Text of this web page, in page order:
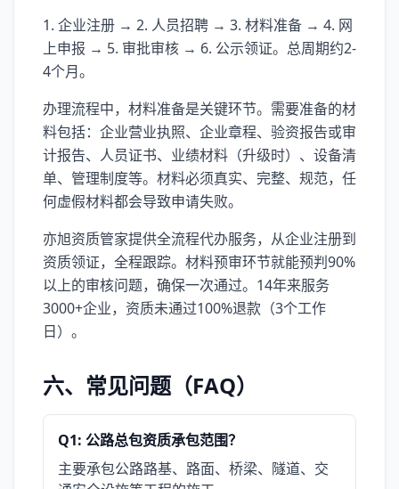
1. 企业注册 → 2. 人员招聘 → 3. 材料准备 → 4. 网
上申报 → 5. 审批审核 → 6. 公示领证。总周期约2-
4个月。
办理流程中，材料准备是关键环节。需要准备的材
料包括：企业营业执照、企业章程、验资报告或审
计报告、人员证书、业绩材料（升级时）、设备清
单、管理制度等。材料必须真实、完整、规范，任
何虚假材料都会导致申请失败。
亦旭资质管家提供全流程代办服务，从企业注册到
资质领证，全程跟踪。材料预审环节就能预判90%
以上的审核问题，确保一次通过。14年来服务
3000+企业，资质未通过100%退款（3个工作
日）。
六、常见问题（FAQ）
Q1: 公路总包资质承包范围？
主要承包公路路基、路面、桥梁、隧道、交